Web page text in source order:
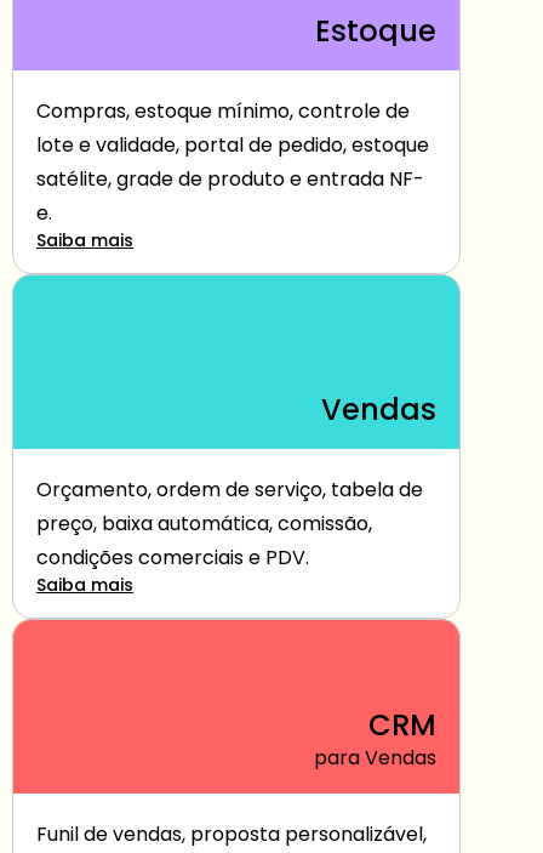
Estoque
Compras, estoque mínimo, controle de
lote e validade, portal de pedido, estoque
satélite, grade de produto e entrada NF-
e.
Saiba mais
Vendas
Orçamento, ordem de serviço, tabela de
preço, baixa automática, comissão,
condições comerciais e PDV.
Saiba mais
CRM
para Vendas
Funil de vendas, proposta personalizável,